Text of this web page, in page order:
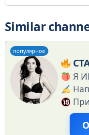
Similar
популярное
Я